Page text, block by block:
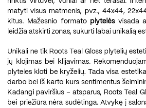
matyti visus matmenis, pvz., 44x44,
kitus. Mažesnio formato plytelėsvisada
leidžia atskirti zonas, sukurti labai unikalią
Unikali ne tik Roots Teal Gloss plytelių
jų klojimas bei klijavimas.
plyteles kloti be kryželių. Tada visa
darbo bei iš karto kurs sentimentus
Kadangi paviršius – atsparus, Roots Teal
bei priežiūra nėra sudėtinga. Atvykę į